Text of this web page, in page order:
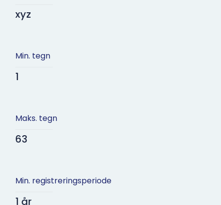
xyz
Min. tegn
1
Maks. tegn
63
Min. registreringsperiode
1 år